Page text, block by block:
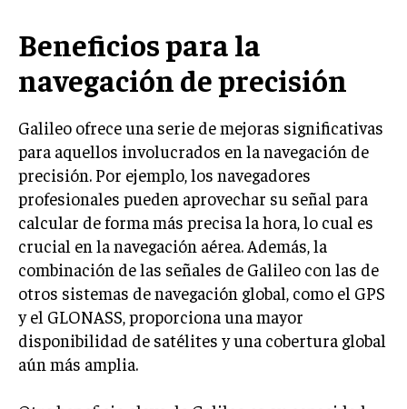
Beneficios para la
navegación de precisión
Galileo ofrece una serie de mejoras significativas
para aquellos involucrados en la navegación de
precisión. Por ejemplo, los navegadores
profesionales pueden aprovechar su señal para
calcular de forma más precisa la hora, lo cual es
crucial en la navegación aérea. Además, la
combinación de las señales de Galileo con las de
otros sistemas de navegación global, como el GPS
y el GLONASS, proporciona una mayor
disponibilidad de satélites y una cobertura global
aún más amplia.